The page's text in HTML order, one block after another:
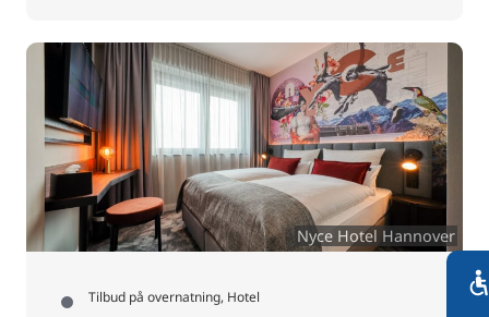
Nyce Hotel Hannover
Tilbud på overnatning, Hotel